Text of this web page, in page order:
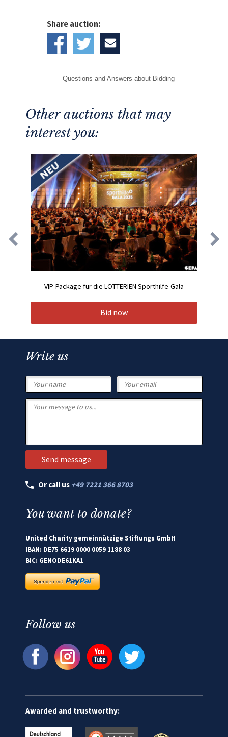
Share auction:
Questions and Answers about Bidding
Other auctions that may
interest you:
VIP-Package für die LOTTERIEN Sporthilfe-Gala
Bid now
Write us
Or call us +49 7221 366 8703
You want to donate?
United Charity gemeinnützige Stiftungs GmbH
IBAN: DE75 6619 0000 0059 1188 03
BIC: GENODE61KA1
Follow us
Awarded and trustworthy: